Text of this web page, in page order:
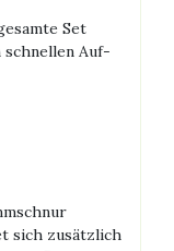
Set
Auf-
sich zusätzlich